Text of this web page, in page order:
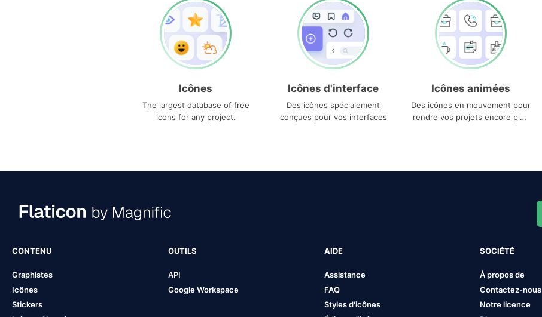
Icônes
The largest database of free
icons for any project.
Icônes d'interface
Des icônes spécialement
conçues pour vos interfaces
Icônes animées
Des icônes en mouvement pour
rendre vos projets encore plus
CONTENU
Graphistes
Icônes
Stickers
OUTILS
API
Google Workspace
AIDE
Assistance
FAQ
Styles d'icônes
SOCIÉTÉ
À propos de
Contactez-nous
Notre licence